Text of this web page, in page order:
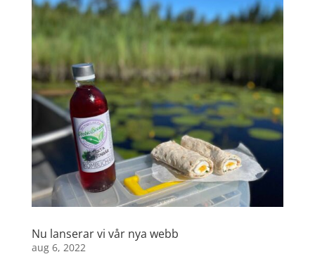
Nu lanserar vi vår nya webb
aug 6, 2022